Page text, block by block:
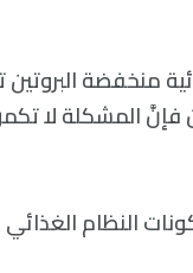
منخفضة البروتين
المشكلة لا
النظام